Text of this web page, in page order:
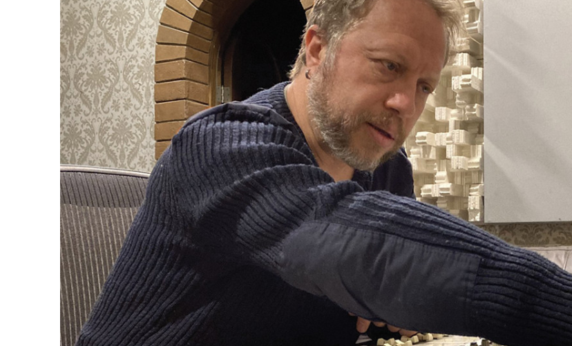
activos
7040A
7050C
Monitores Activos
Inteligentes de 2 vías
8320A
8330A
8340A
8350A
1032C
Subwoofers Activos
Inteligentes
7350A
7360A
7370A
7380A
Monitores de estudio
8380a (EN)
8381A
activos